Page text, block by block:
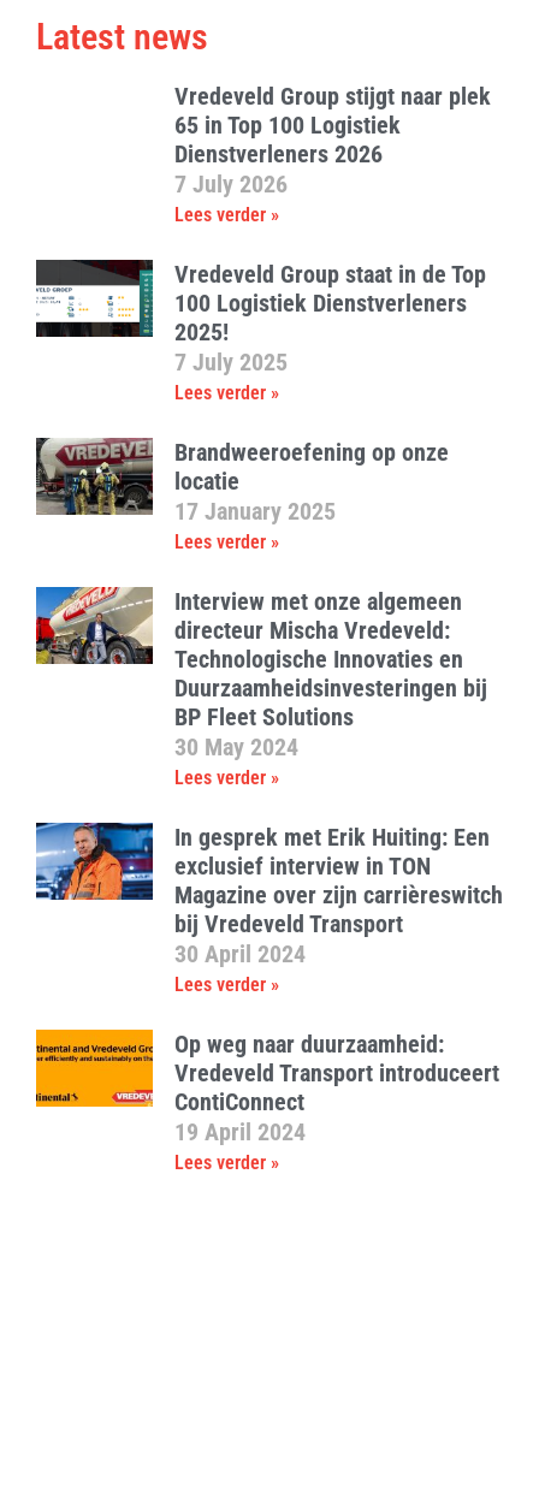
Latest news
Vredeveld Group stijgt naar plek
65 in Top 100 Logistiek
Dienstverleners 2026
7 July 2026
Lees verder »
Vredeveld Group staat in de Top
100 Logistiek Dienstverleners
2025!
7 July 2025
Lees verder »
Brandweeroefening op onze
locatie
17 January 2025
Lees verder »
Interview met onze algemeen
directeur Mischa Vredeveld:
Technologische Innovaties en
Duurzaamheidsinvesteringen bij
BP Fleet Solutions
30 May 2024
Lees verder »
In gesprek met Erik Huiting: Een
exclusief interview in TON
Magazine over zijn carrièreswitch
bij Vredeveld Transport
30 April 2024
Lees verder »
Op weg naar duurzaamheid:
Vredeveld Transport introduceert
ContiConnect
19 April 2024
Lees verder »